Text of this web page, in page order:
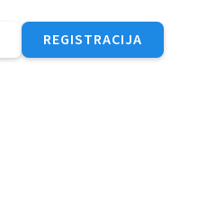
REGISTRACIJA